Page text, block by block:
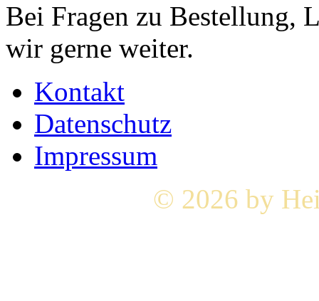
Bei Fragen zu Bestellung,
wir gerne weiter.
Kontakt
Datenschutz
Impressum
© 2026 by